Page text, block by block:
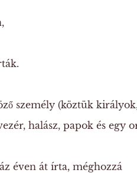
személy (köztük
halász, papok és egy
éven át írta, méghozzá